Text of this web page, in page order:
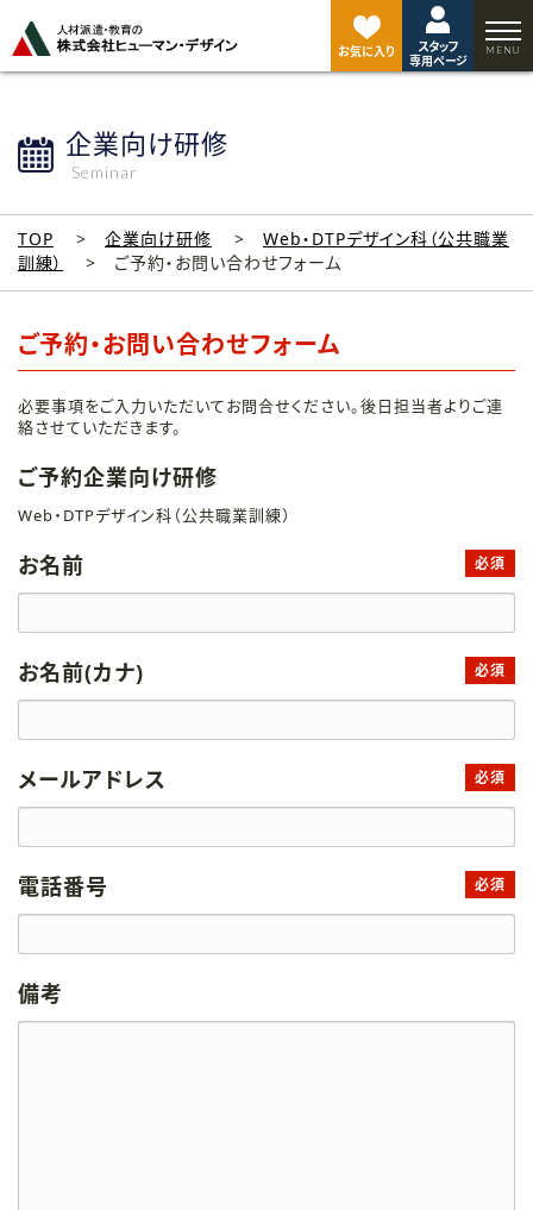
お気に入り
スタッフ
専用ページ
企業向け研修
Seminar
TOP 企業向け研修
Web・DTPデザイン科（公共職業
訓練）
ご予約・お問い合わせフォーム
ご予約・お問い合わせフォーム
必要事項をご入力いただいてお問合せください。後日担当者よりご連
絡させていただきます。
ご予約企業向け研修
Web・DTPデザイン科（公共職業訓練）
お名前 必須
お名前(カナ) 必須
メールアドレス 必須
電話番号 必須
備考
ジ
ト